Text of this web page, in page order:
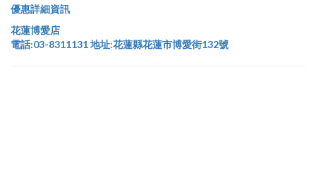
優惠詳細資訊
花蓮博愛店
電話:03-8311131 地址:花蓮縣花蓮市博愛街132號